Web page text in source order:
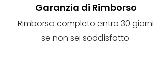
Garanzia di Rimborso
Rimborso completo entro 30 giorni
se non sei soddisfatto.